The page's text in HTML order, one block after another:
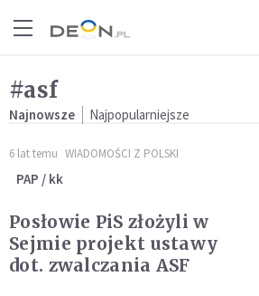
#asf
Najnowsze Najpopularniejsze
6 lat temu WIADOMOŚCI Z POLSKI
PAP / kk
Posłowie PiS złożyli w
Sejmie projekt ustawy
dot. zwalczania ASF